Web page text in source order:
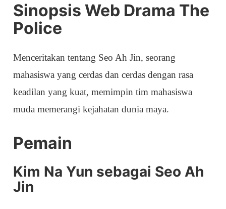
Sinopsis Web Drama The
Police
Menceritakan tentang Seo Ah Jin, seorang
mahasiswa yang cerdas dan cerdas dengan rasa
keadilan yang kuat, memimpin tim mahasiswa
muda memerangi kejahatan dunia maya.
Pemain
Kim Na Yun sebagai Seo Ah
Jin